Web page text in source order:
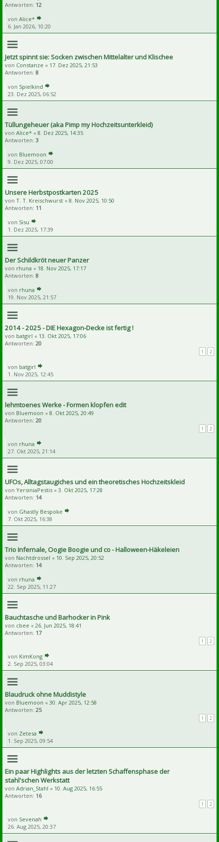
Antworten: 12
von Alice*
6. Jan 2026, 10:20
Jetzt spinnt sie: Socken zwischen Mittelalter und Klischee
von Constanze « 17. Dez 2025, 21:53
Antworten: 8
von Spielkind
23. Dez 2025, 06:52
Tüllungeheuer (aka Pimp my Hochzeitsunterkleid)
von Alice* « 8. Dez 2025, 14:35
Antworten: 3
von Bluemoon
9. Dez 2025, 07:00
Unsere Herbstpostkarten 2025
von T. T. Kreischwurst « 8. Nov 2025, 10:50
Antworten: 11
von Sisu
1. Dez 2025, 17:39
Der Schildkröt neuer Panzer
von rhuna « 18. Nov 2025, 17:17
Antworten: 8
von rhuna
19. Nov 2025, 21:57
2014 - 2025 - DIE Hexagon-Decke ist fertig !
von batgirl « 13. Okt 2025, 17:06
Antworten: 20
1 2
von batgirl
1. Nov 2025, 12:45
lehmtoenes Werke - Formen klopfen edit
von Bluemoon « 8. Okt 2025, 20:49
Antworten: 20
1 2
von rhuna
27. Okt 2025, 21:14
UFOs, Alltagstaugiches und ein theoretisches Hochzeitskleid
von YersiniaPestis « 3. Okt 2025, 17:28
Antworten: 14
von Ghastly Bespoke
7. Okt 2025, 16:38
Trio Infernale, Oogie Boogie und co - Halloween-Häkeleien
von Nachtdrossel « 10. Sep 2025, 20:52
Antworten: 14
von rhuna
22. Sep 2025, 11:27
Bauchtasche und Barhocker in Pink
von cbee « 26. Jun 2025, 18:41
Antworten: 17
1 2
von KimKong
2. Sep 2025, 03:04
Blaudruck ohne Muddistyle
von Bluemoon « 30. Apr 2025, 12:58
Antworten: 25
1 2
von Zetesa
1. Sep 2025, 09:54
Ein paar Highlights aus der letzten Schaffensphase der
stahl'schen Werkstatt
von Adrian_Stahl « 10. Aug 2025, 16:55
Antworten: 16
1 2
von Sevenah
26. Aug 2025, 20:37